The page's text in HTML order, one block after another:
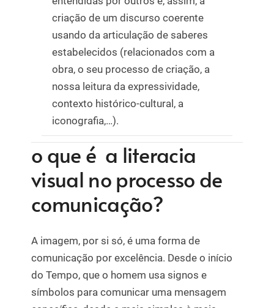
criação de um discurso coerente
usando da articulação de saberes
estabelecidos (relacionados com a
obra, o seu processo de criação, a
nossa leitura da expressividade,
contexto histórico-cultural, a
iconografia,…).
o que é a literacia
visual no processo de
comunicação?
A imagem, por si só, é uma forma de
comunicação por excelência. Desde o início
do Tempo, que o homem usa signos e
símbolos para comunicar uma mensagem